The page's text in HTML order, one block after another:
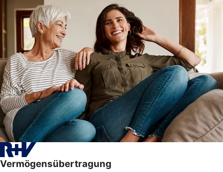
Vermögensübertragung